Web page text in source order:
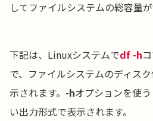
してファイルシステムの総容量が
下記は、Linuxシステムでdf -h
で、ファイルシステムのディス
示されます。 -hオプションを使
い出力形式で表示されます。